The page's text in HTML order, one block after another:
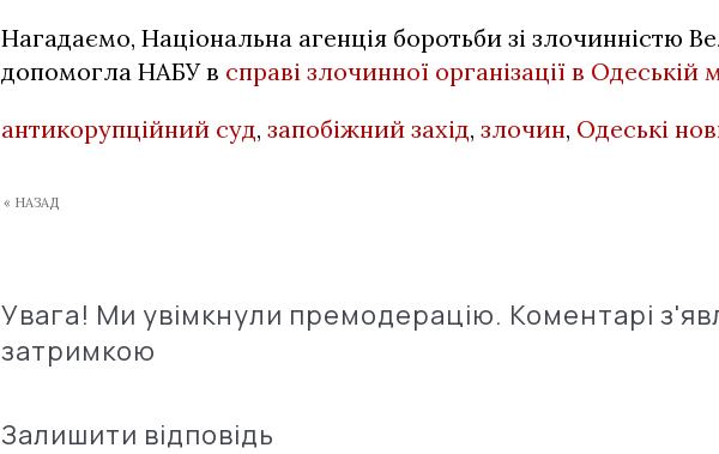
Нагадаємо, Національна агенція боротьби зі злочинністю
допомогла НАБУ в справі злочинної організації в Одеській
антикорупційний суд, запобіжний захід, злочин, Одеські
« НАЗАД
Увага! Ми увімкнули премодерацію. Коментарі
затримкою
Залишити відповідь